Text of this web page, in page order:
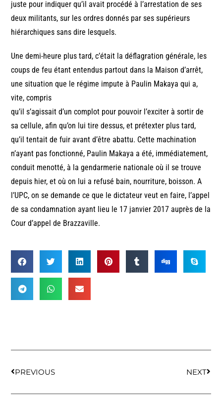
juste pour indiquer qu’il avait procédé à l’arrestation de ses
deux militants, sur les ordres donnés par ses supérieurs
hiérarchiques sans dire lesquels.
Une demi-heure plus tard, c’était la déflagration générale, les
coups de feu étant entendus partout dans la Maison d’arrêt,
une situation que le régime impute à Paulin Makaya qui a,
vite, compris
qu’il s’agissait d’un complot pour pouvoir l’exciter à sortir de
sa cellule, afin qu’on lui tire dessus, et prétexter plus tard,
qu’il tentait de fuir avant d’être abattu. Cette machination
n’ayant pas fonctionné, Paulin Makaya a été, immédiatement,
conduit menotté, à la gendarmerie nationale où il se trouve
depuis hier, et où on lui a refusé bain, nourriture, boisson. A
l’UPC, on se demande ce que le dictateur veut en faire, l’appel
de sa condamnation ayant lieu le 17 janvier 2017 auprès de la
Cour d’appel de Brazzaville.
PREVIOUS NEXT